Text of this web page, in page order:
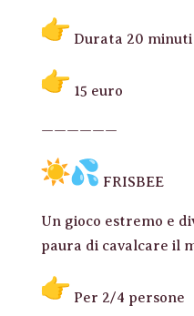
Durata 20 minuti
15 euro
——————
FRISBEE
Un gioco estremo e
paura di cavalcare il
Per 2/4 persone